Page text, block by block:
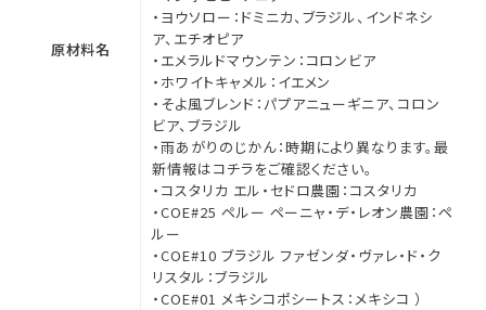
原材料名
・ヨウソロー：ドミニカ、ブラジル、インドネシ
ア、エチオピア
・エメラルドマウンテン：コロンビア
・ホワイトキャメル：イエメン
・そよ風ブレンド：パプアニューギニア、コロン
ビア、ブラジル
・雨あがりのじかん：時期により異なります。最
新情報はコチラをご確認ください。
・コスタリカ エル・セドロ農園：コスタリカ
・COE#25 ペルー ペーニャ・デ・レオン農園：ペ
ルー
・COE#10 ブラジル ファゼンダ・ヴァレ・ド・ク
リスタル：ブラジル
・COE#01 メキシコポシートス：メキシコ ）